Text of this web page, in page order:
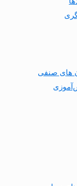
های صنفی